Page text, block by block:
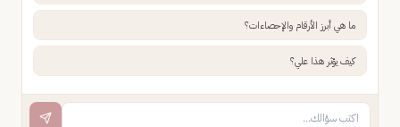
ما هي أبرز الأرقام والإحصاءات؟
كيف يؤثر هذا علي؟